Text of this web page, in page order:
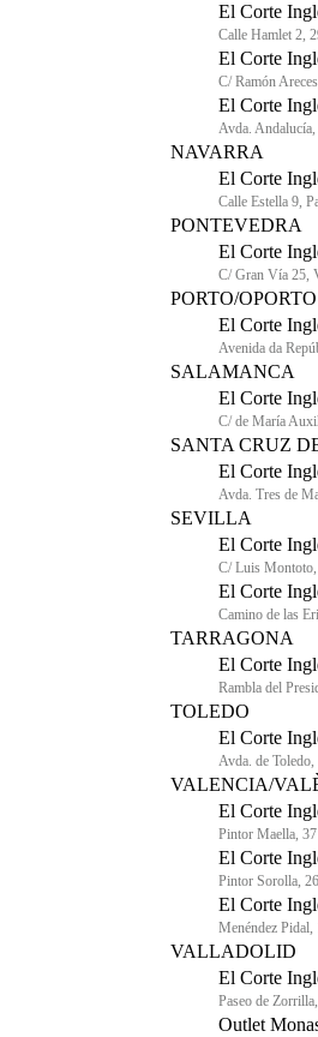
El Corte
Calle Hamlet 2,
El Corte
C/ Ramón
El Corte
Avda.
NAVARRA
El Corte
Calle Estella 9,
PONTEVEDRA
El Corte
C/ Gran Vía 25,
PORTO/OPORTO
El Corte
Avenida da
SALAMANCA
El Corte
C/ de María
SANTA CRUZ
El Corte
Avda. Tres de
SEVILLA
El Corte
C/ Luis
El Corte
Camino de las
TARRAGONA
El Corte
Rambla del
TOLEDO
El Corte
Avda. de
VALENCIA/
El Corte
Pintor Maella,
El Corte
Pintor Sorolla,
El Corte
Menéndez Pidal,
VALLADOLID
El Corte
Paseo de
Outlet